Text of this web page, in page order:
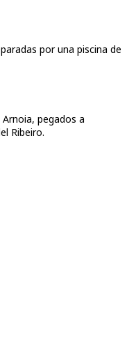
por una piscina de
pegados a
Ribeiro.